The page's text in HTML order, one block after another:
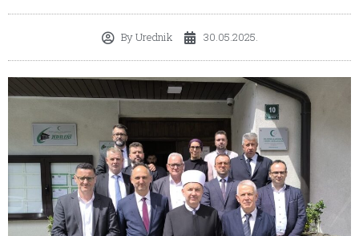
ByUrednik 30.05.2025.